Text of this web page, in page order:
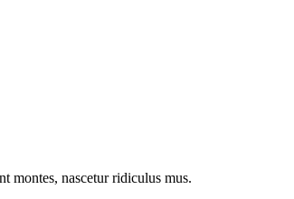
montes, nascetur ridiculus mus.